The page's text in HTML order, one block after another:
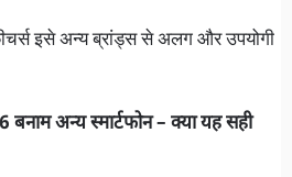
इसे अन्य ब्रांड्स से अलग और उपयोगी
अन्य स्मार्टफोन – क्या यह सही